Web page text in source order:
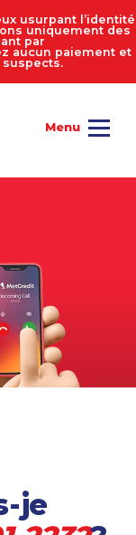
usurpant l’identité
uniquement des
par
aucun paiement et
je